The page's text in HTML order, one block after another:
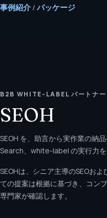
事例紹介 / パッケージ
B2B WHITE-LABEL パートナー
SEOH
SEOH を、助言から実作業の納
Search、white-label の実行力を
SEOHは、シニア主導のSEOお
ての提案は根拠に基づき、コン
専門家が確認します。